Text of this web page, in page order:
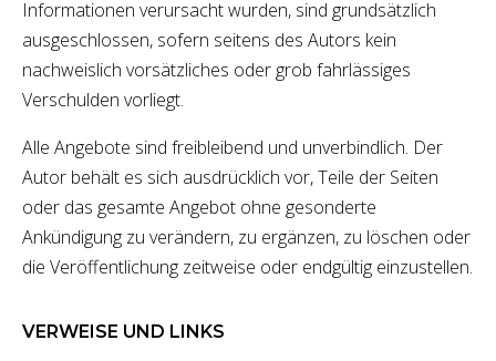
Informationen verursacht wurden, sind grundsätzlich
ausgeschlossen, sofern seitens des Autors kein
nachweislich vorsätzliches oder grob fahrlässiges
Verschulden vorliegt.
Alle Angebote sind freibleibend und unverbindlich. Der
Autor behält es sich ausdrücklich vor, Teile der Seiten
oder das gesamte Angebot ohne gesonderte
Ankündigung zu verändern, zu ergänzen, zu löschen oder
die Veröffentlichung zeitweise oder endgültig einzustellen.
VERWEISE UND LINKS